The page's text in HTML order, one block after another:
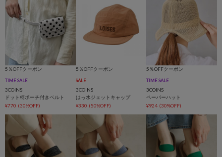
5％OFFクーポン
TIME SALE
3COINS
ドット柄ポーチ付きベルト
¥770 (30%OFF)
5％OFFクーポン
SALE
3COINS
はっ水ジェットキャップ
¥330 (50%OFF)
5％OFFクーポン
TIME SALE
3COINS
ペーパーハット
¥924 (30%OFF)